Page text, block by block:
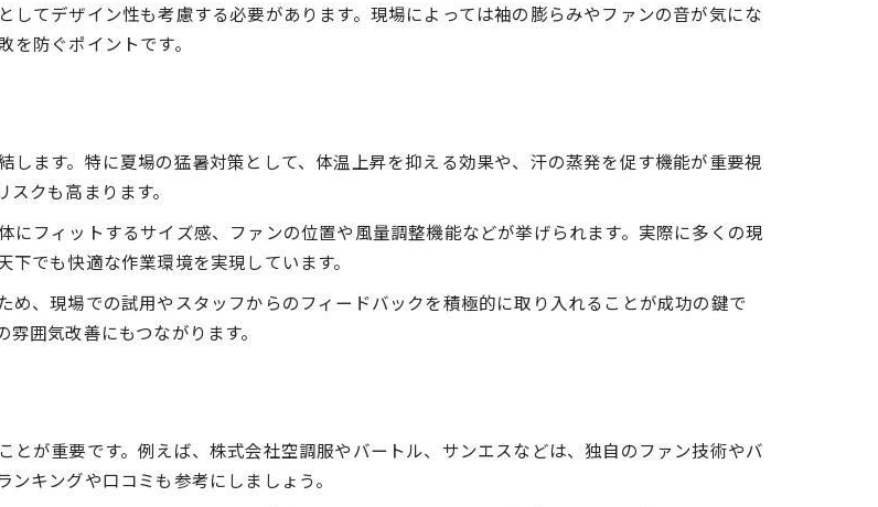
服がダメな理由と代替策のポイント
服禁止現場での快適な作業着の選び方
服の使い方で快適性を最大化するコツ
服の袖膨張を防ぐための着こなし術
調服着用で事故を防ぐ安全対策ポイント
現場での空調服使い方ルール徹底解説
策に強い店舗活用の空調服とは
服で実践する店舗現場の熱中症対策
服作業着の上から着るときの注意点
てデザイン性も考慮する必要があります。現場によっては袖の膨らみやファンの音が気にな
防ぐポイントです。
ます。特に夏場の猛暑対策として、体温上昇を抑える効果や、汗の蒸発を促す機能が重要視
クも高まります。
フィットするサイズ感、ファンの位置や風量調整機能などが挙げられます。実際に多くの現
でも快適な作業環境を実現しています。
、現場での試用やスタッフからのフィードバックを積極的に取り入れることが成功の鍵で
囲気改善にもつながります。
が重要です。例えば、株式会社空調服やバートル、サンエスなどは、独自のファン技術やバ
キングや口コミも参考にしましょう。